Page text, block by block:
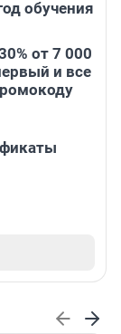
обучения
от 7 000
и все